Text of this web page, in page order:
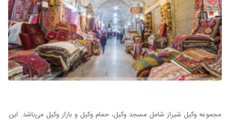
مجموعه وکیل شیراز شامل مسجد وکیل، حمام وکیل و بازار وکیل می‌باشد. این